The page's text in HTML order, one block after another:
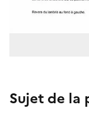
Sujet de la